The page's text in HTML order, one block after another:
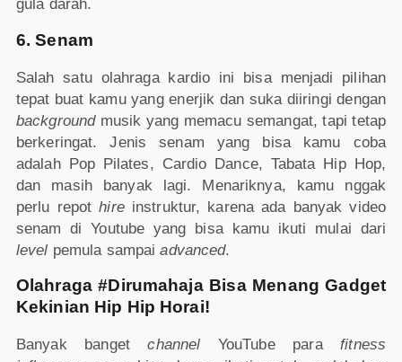
gula darah.
6. Senam
Salah satu olahraga kardio ini bisa menjadi pilihan
tepat buat kamu yang enerjik dan suka diiringi dengan
background musik yang memacu semangat, tapi tetap
berkeringat. Jenis senam yang bisa kamu coba
adalah Pop Pilates, Cardio Dance, Tabata Hip Hop,
dan masih banyak lagi. Menariknya, kamu nggak
perlu repothire instruktur, karena ada banyak video
senam di Youtube yang bisa kamu ikuti mulai dari
level pemula sampaiadvanced.
Olahraga #Dirumahaja Bisa Menang Gadget
Kekinian Hip Hip Horai!
Banyak bangetchannel YouTube parafitness